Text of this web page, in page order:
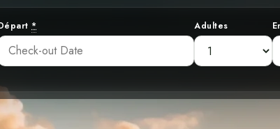
* Adultes